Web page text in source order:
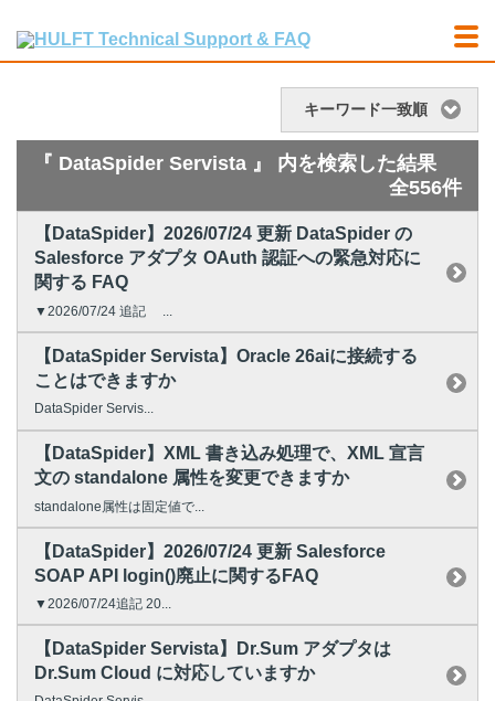
キーワード一致順
『 DataSpider Servista 』 内を検索した結果
全556件
【DataSpider】2026/07/24 更新 DataSpider の
Salesforce アダプタ OAuth 認証への緊急対応に
関する FAQ
▼2026/07/24 追記 ...
【DataSpider Servista】Oracle 26aiに接続する
ことはできますか
DataSpider Servis...
【DataSpider】XML 書き込み処理で、XML 宣言
文の standalone 属性を変更できますか
standalone属性は固定値で...
【DataSpider】2026/07/24 更新 Salesforce
SOAP API login()廃止に関するFAQ
▼2026/07/24追記 20...
【DataSpider Servista】Dr.Sum アダプタは
Dr.Sum Cloud に対応していますか